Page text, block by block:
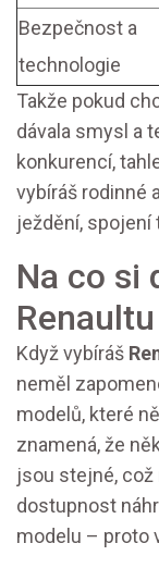
Bezpečnost a
technologie
Takže pokud
dávala smysl a
konkurencí,
vybíráš rodinné
ježdění, spojení
Na co si
Renaultu
Když vybíráš
neměl
modelů, které
znamená, že
jsou stejné, což
dostupnost
modelu – proto